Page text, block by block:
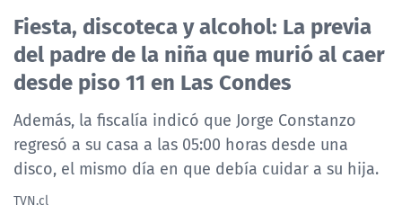
CASTING MASTERCHEF CHILE
CASTING TVN VERTICAL
TVN VERTICAL
TVN PLAY
PROGRAMAS
Fiesta, discoteca y alcohol: La previa
del padre de la niña que murió al caer
desde piso 11 en Las Condes
Además, la fiscalía indicó que Jorge Constanzo
regresó a su casa a las 05:00 horas desde una
disco, el mismo día en que debía cuidar a su hija.
TVN.cl